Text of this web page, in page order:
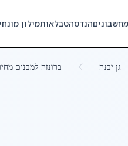
מחשבוניםהנדסהטבלאותמילון
גן יבנה ברונזה למבנים